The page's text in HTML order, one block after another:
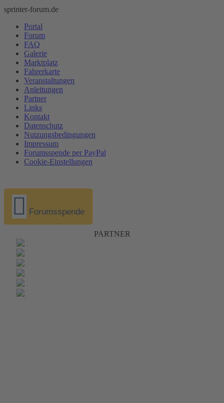
sprinter-forum.de
Portal
Forum
FAQ
Galerie
Marktplatz
Fahrerkarte
Veranstaltungen
Anleitungen
Partner
Links
Kontakt
Datenschutz
Nutzungsbedingungen
Impressum
Forumsspende per PayPal
Cookie-Einstellungen
Forumsspende
PARTNER